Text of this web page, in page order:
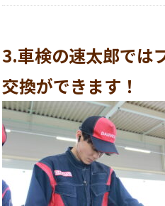
3.車検の速太郎では
交換ができます！